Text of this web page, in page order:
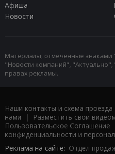
Афиша
Новости
Материалы, отмеченные знаками
"Новости компаний",
правах рекламы.
Наши контакты и схема проезда
нами | Разместить свои
Пользовательское Соглашение
конфиденциальности и
Реклама на сайте: Отдел